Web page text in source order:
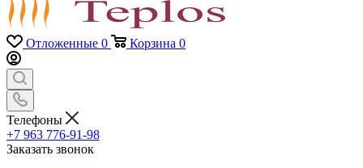
Отложенные 0 Корзина 0
Телефоны
+7 963 776-91-98
Заказать звонок